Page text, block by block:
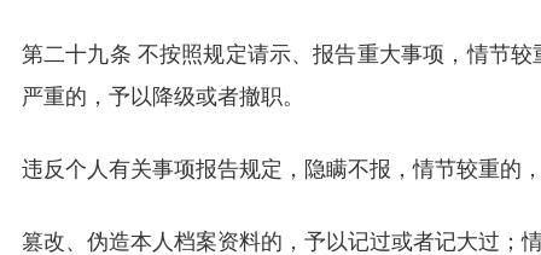
第二十九条 不按照规定请示、报告重大事项，情节
严重的，予以降级或者撤职。
违反个人有关事项报告规定，隐瞒不报，情节较重的
篡改、伪造本人档案资料的，予以记过或者记大过；